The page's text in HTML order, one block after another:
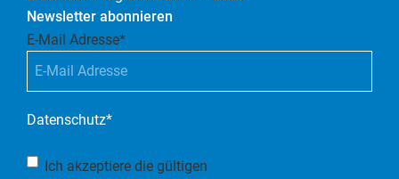
Newsletter abonnieren
E-Mail Adresse*
Datenschutz*
Ich akzeptiere die gültigen